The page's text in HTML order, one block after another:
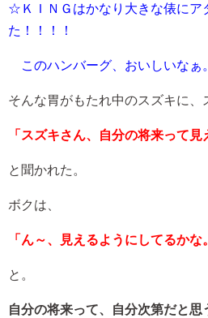
☆ＫＩＮＧはかなり大きな俵にア
た！！！！
このハンバーグ、おいしいなぁ
そんな胃がもたれ中のスズキに、
「スズキさん、自分の将来って見
と聞かれた。
ボクは、
「ん～、見えるようにしてるかな
と。
自分の将来って、自分次第だと思